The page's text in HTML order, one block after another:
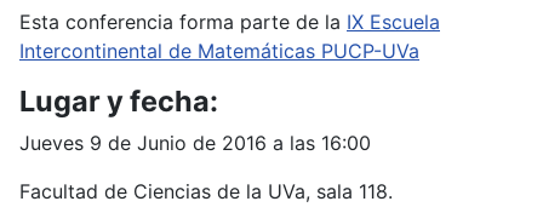
Esta conferencia forma parte de la IX Escuela
Intercontinental de Matemáticas PUCP-UVa
Lugar y fecha:
Jueves 9 de Junio de 2016 a las 16:00
Facultad de Ciencias de la UVa, sala 118.